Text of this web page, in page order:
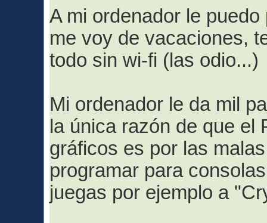
A mi ordenador le
me voy de vacaciones,
todo sin wi-fi (las odio...)
Mi ordenador le da mil
la única razón de que el
gráficos es por las
programar para
juegas por ejemplo a